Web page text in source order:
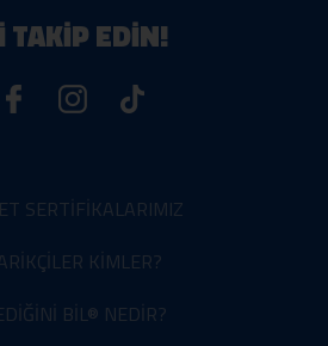
TAKİP EDİN!
SERTİFİKALARIMIZ
KİMLER?
BİL® NEDİR?